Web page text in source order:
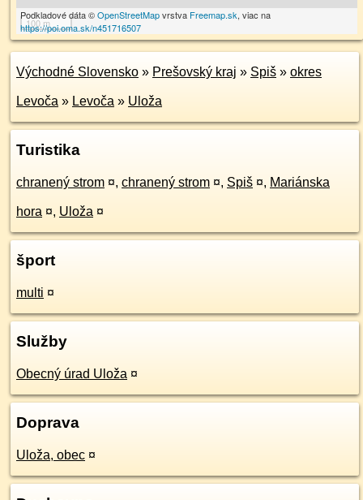
100 m
Podkladové dáta ©OpenStreetMapvrstva Freemap.sk, viac na
https://poi.oma.sk/n451716507
Východné Slovensko » Prešovský kraj » Spiš » okres
Levoča » Levoča » Uloža
Turistika
chranený strom ¤, chranený strom ¤, Spiš ¤, Mariánska
hora ¤, Uloža ¤
šport
multi ¤
Služby
Obecný úrad Uloža ¤
Doprava
Uloža, obec ¤